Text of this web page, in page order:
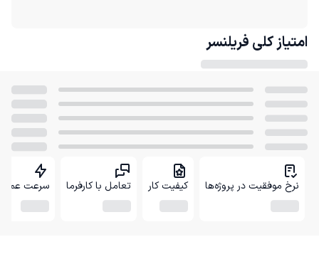
امتیاز کلی فریلنسر
نرخ موفقیت در پروژه‌ها کیفیت کار تعامل با کارفرما سرعت عمل